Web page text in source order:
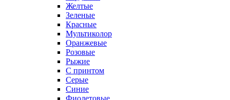
Желтые
Зеленые
Красные
Мультиколор
Оранжевые
Розовые
Рыжие
С принтом
Серые
Синие
Фиолетовые